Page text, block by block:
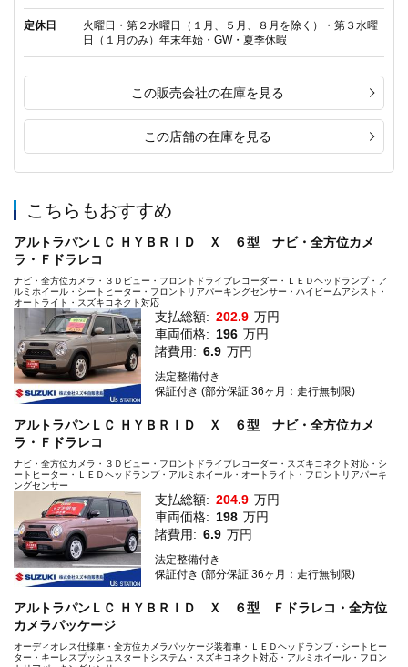
定休日
火曜日・第２水曜日（１月、５月、８月を除く）・第３水曜
日（１月のみ）年末年始・GW・夏季休暇
この販売会社の在庫を見る
この店舗の在庫を見る
こちらもおすすめ
アルトラパンＬＣ ＨＹＢＲＩＤ Ｘ ６型 ナビ・全方位カメ
ラ・Ｆドラレコ
ナビ・全方位カメラ・３Ｄビュー・フロントドライブレコーダー・ＬＥＤヘッドランプ・ア
ルミホイール・シートヒーター・フロントリアパーキングセンサー・ハイビームアシスト・
オートライト・スズキコネクト対応
支払総額: 202.9 万円
車両価格: 196 万円
諸費用: 6.9 万円
法定整備付き
保証付き (部分保証 36ヶ月：走行無制限)
アルトラパンＬＣ ＨＹＢＲＩＤ Ｘ ６型 ナビ・全方位カメ
ラ・Ｆドラレコ
ナビ・全方位カメラ・３Ｄビュー・フロントドライブレコーダー・スズキコネクト対応・シ
ートヒーター・ＬＥＤヘッドランプ・アルミホイール・オートライト・フロントリアパーキ
ングセンサー
支払総額: 204.9 万円
車両価格: 198 万円
諸費用: 6.9 万円
法定整備付き
保証付き (部分保証 36ヶ月：走行無制限)
アルトラパンＬＣ ＨＹＢＲＩＤ Ｘ ６型 Ｆドラレコ・全方位
カメラパッケージ
オーディオレス仕様車・全方位カメラパッケージ装着車・ＬＥＤヘッドランプ・シートヒー
ター・キーレスプッシュスタートシステム・スズキコネクト対応・アルミホイール・フロン